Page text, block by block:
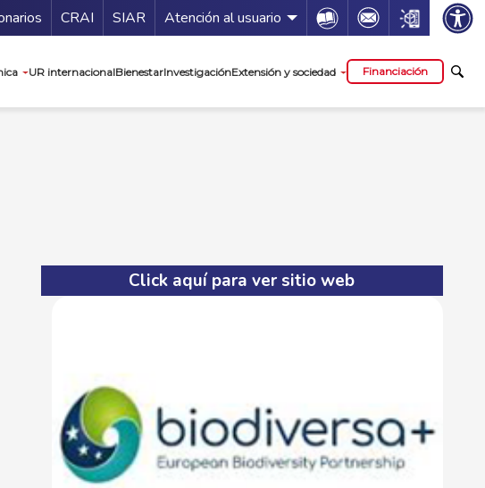
Guía de servicios
CRAI SIAR Atención al usuario Icon Icon Icon
UR internacionalBienestarInvestigaciónExtensión y sociedad Financiación
Click aquí para ver sitio web